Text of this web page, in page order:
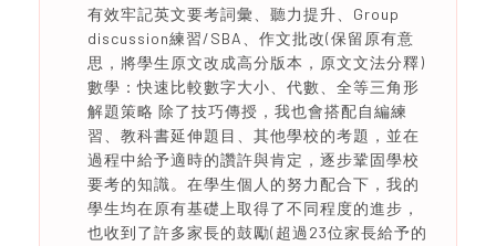
有效牢記英文要考詞彙、聽力提升、Group
discussion練習/SBA、作文批改(保留原有意
思，將學生原文改成高分版本，原文文法分釋)
數學：快速比較數字大小、代數、全等三角形
解題策略 除了技巧傳授，我也會搭配自編練
習、教科書延伸題目、其他學校的考題，並在
過程中給予適時的讚許與肯定，逐步鞏固學校
要考的知識。在學生個人的努力配合下，我的
學生均在原有基礎上取得了不同程度的進步，
也收到了許多家長的鼓勵(超過23位家長給予的